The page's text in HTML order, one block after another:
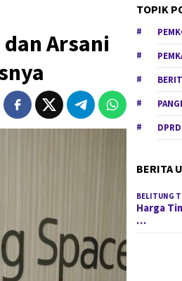
Arsani
TOPIK
BERITA
BELITUNG
Harga
…